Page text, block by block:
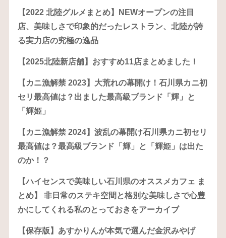
【2022 北陸グルメまとめ】NEWオープンの注目
店、美味しさで印象的だったレストラン、北陸が誇
る実力店の究極の逸品
【2025北陸新店舗】おすすめ11店まとめました！
【カニ漁解禁 2023】大荒れの幕開け！石川県カニ初
セリ最高値は？出ました最高級ブランド「輝」と
「輝姫」
【カニ漁解禁 2024】波乱の幕開け石川県カニ初セリ
最高値は？最高級ブランド「輝」と「輝姫」は出た
のか！？
【ハイセンスで美味しい石川県のオススメカフェ ま
とめ】 非日常のステキ空間と格別な美味しさで心豊
かにしてくれる私のとっておきをアーカイブ
【保存版】あすかりんが本気で選んだ金沢みやげ